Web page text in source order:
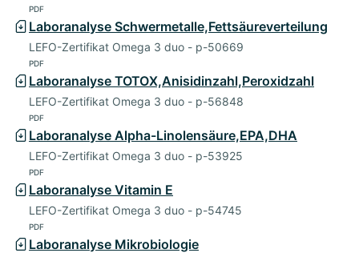
PDF
Laboranalyse Schwermetalle,Fettsäureverteilung
LEFO-Zertifikat Omega 3 duo - p-50669
PDF
Laboranalyse TOTOX,Anisidinzahl,Peroxidzahl
LEFO-Zertifikat Omega 3 duo - p-56848
PDF
Laboranalyse Alpha-Linolensäure,EPA,DHA
LEFO-Zertifikat Omega 3 duo - p-53925
PDF
Laboranalyse Vitamin E
LEFO-Zertifikat Omega 3 duo - p-54745
PDF
Laboranalyse Mikrobiologie